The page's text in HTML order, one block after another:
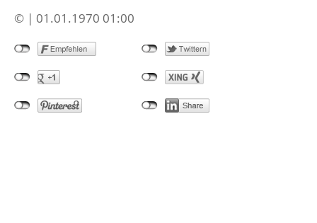
© | 01.01.1970 01:00